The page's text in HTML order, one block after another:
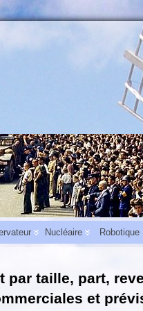
Nucléaire Robotique
du bâtiment et des travaux
par taille, part,
et